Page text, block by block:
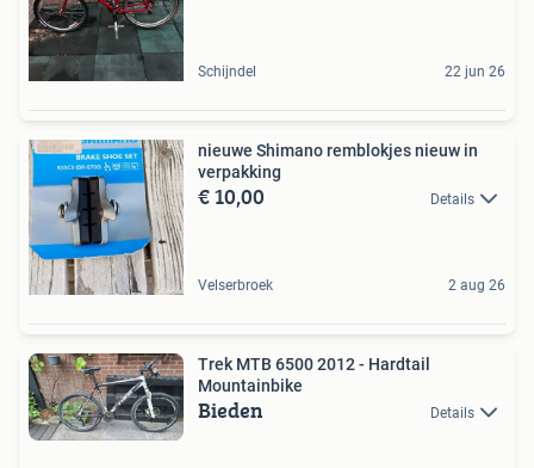
Schijndel 22 jun 26
nieuwe Shimano remblokjes nieuw in
verpakking
€ 10,00 Details
Velserbroek 2 aug 26
Trek MTB 6500 2012 - Hardtail
Mountainbike
Bieden Details